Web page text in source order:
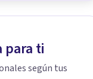
para ti
según tus